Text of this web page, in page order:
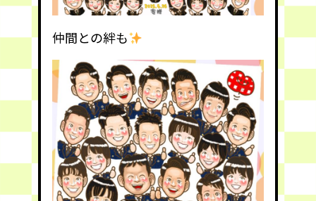
仲間との絆も